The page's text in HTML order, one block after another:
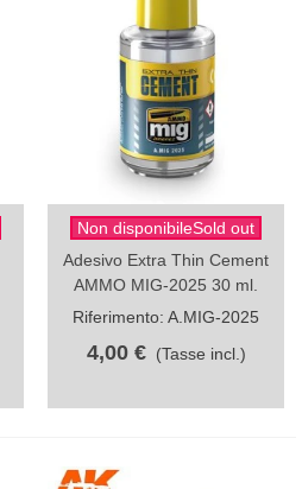
Non disponibileSold out
Adesivo Extra Thin Cement
AMMO MIG-2025 30 ml.
Riferimento: A.MIG-2025
4,00 € (Tasse incl.)